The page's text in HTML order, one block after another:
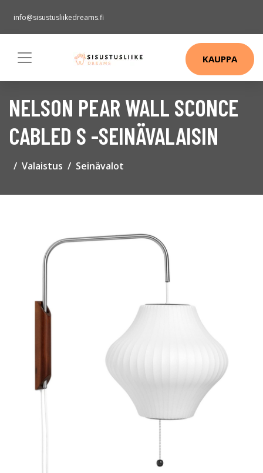
info@sisustusliikedreams.fi
KAUPPA
NELSON PEAR WALL SCONCE
CABLED S -SEINÄVALAISIN
Valaistus Seinävalot